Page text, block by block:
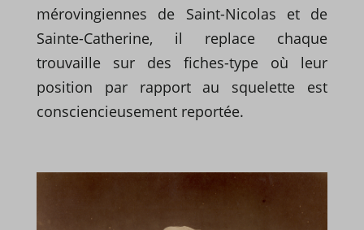
mérovingiennes de Saint-Nicolas et de
Sainte-Catherine, il replace chaque
trouvaille sur des fiches-type où leur
position par rapport au squelette est
consciencieusement reportée.